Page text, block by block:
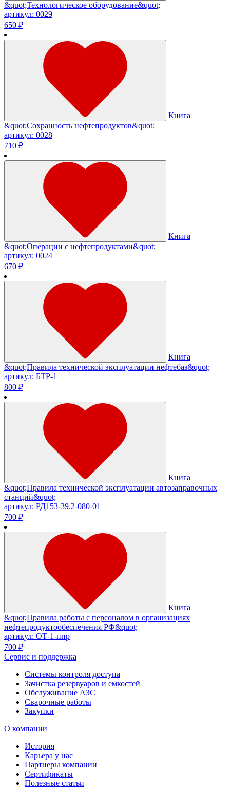
&quot;Технологическое оборудование&quot;
артикул: 0029
650 ₽
Книга
&quot;Сохранность нефтепродуктов&quot;
артикул: 0028
710 ₽
Книга
&quot;Операции с нефтепродуктами&quot;
артикул: 0024
670 ₽
Книга
&quot;Правила технической эксплуатации нефтебаз&quot;
артикул: БТР-1
800 ₽
Книга
&quot;Правила технической эксплуатации автозаправочных
станций&quot;
артикул: РД153-39.2-080-01
700 ₽
Книга
&quot;Правила работы с персоналом в организациях
нефтепродуктообеспечения РФ&quot;
артикул: ОТ-1-ппр
700 ₽
Сервис и поддержка
Системы контроля доступа
Зачистка резервуаров и емкостей
Обслуживание АЗС
Сварочные работы
Закупки
О компании
История
Карьера у нас
Партнеры компании
Сертификаты
Полезные статьи